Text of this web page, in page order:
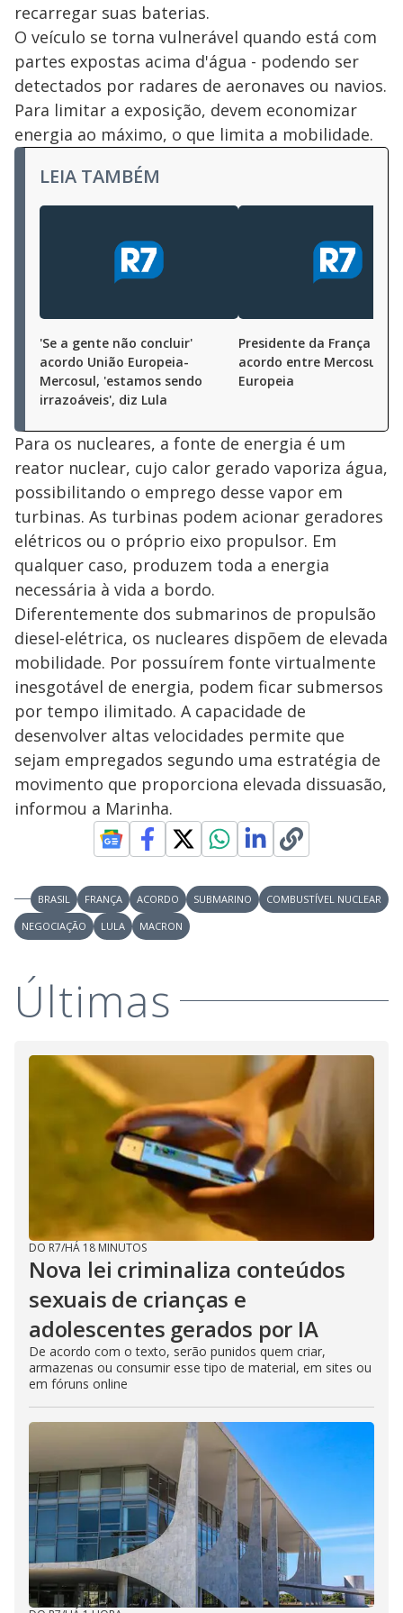
recarregar suas baterias.
O veículo se torna vulnerável quando está com
partes expostas acima d'água - podendo ser
detectados por radares de aeronaves ou navios.
Para limitar a exposição, devem economizar
energia ao máximo, o que limita a mobilidade.
LEIA TAMBÉM
'Se a gente não concluir'
acordo União Europeia-
Mercosul, 'estamos sendo
irrazoáveis', diz Lula
Presidente da França se
acordo entre Mercosul e
Europeia
Para os nucleares, a fonte de energia é um
reator nuclear, cujo calor gerado vaporiza água,
possibilitando o emprego desse vapor em
turbinas. As turbinas podem acionar geradores
elétricos ou o próprio eixo propulsor. Em
qualquer caso, produzem toda a energia
necessária à vida a bordo.
Diferentemente dos submarinos de propulsão
diesel-elétrica, os nucleares dispõem de elevada
mobilidade. Por possuírem fonte virtualmente
inesgotável de energia, podem ficar submersos
por tempo ilimitado. A capacidade de
desenvolver altas velocidades permite que
sejam empregados segundo uma estratégia de
movimento que proporciona elevada dissuasão,
informou a Marinha.
BRASIL FRANÇA ACORDO SUBMARINO
COMBUSTÍVEL NUCLEAR
NEGOCIAÇÃO
LULA MACRON
Últimas
DO R7/HÁ 18 MINUTOS
Nova lei criminaliza conteúdos
sexuais de crianças e
adolescentes gerados por IA
De acordo com o texto, serão punidos quem criar,
armazenas ou consumir esse tipo de material, em sites ou
em fóruns online